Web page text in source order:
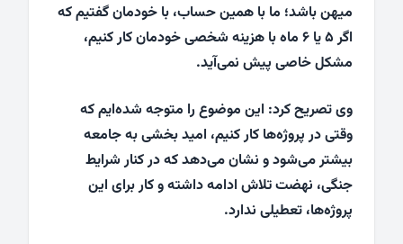
میهن باشد؛ ما با همین حساب، با خودمان گفتیم که
اگر ۵ یا ۶ ماه با هزینه شخصی خودمان کار کنیم،
مشکل خاصی پیش نمی‌آید.
وی تصریح کرد: این موضوع را متوجه شده‌ایم که
وقتی در پروژه‌ها کار کنیم، امید بخشی به جامعه
بیشتر می‌شود و نشان می‌دهد که در کنار شرایط
جنگی، نهضت تلاش ادامه داشته و کار برای این
پروژه‌ها، تعطیلی ندارد.